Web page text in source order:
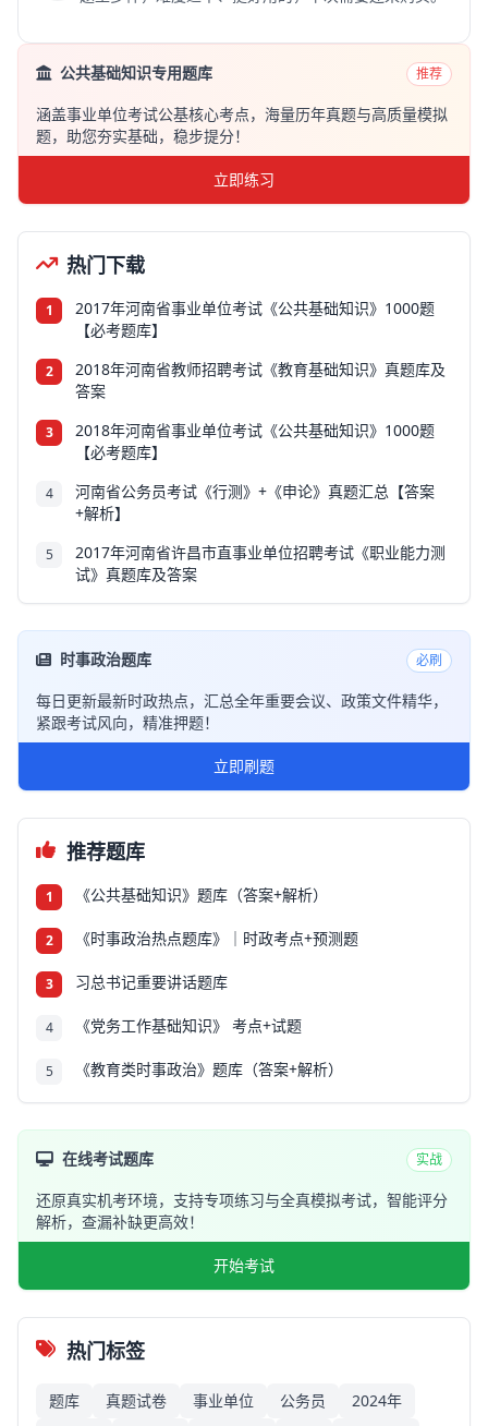
公共基础知识专用题库 推荐
涵盖事业单位考试公基核心考点，海量历年真题与高质量模拟
题，助您夯实基础，稳步提分！
立即练习
热门下载
1
2017年河南省事业单位考试《公共基础知识》1000题
【必考题库】
2
2018年河南省教师招聘考试《教育基础知识》真题库及
答案
3
2018年河南省事业单位考试《公共基础知识》1000题
【必考题库】
4
河南省公务员考试《行测》+《申论》真题汇总【答案
+解析】
5
2017年河南省许昌市直事业单位招聘考试《职业能力测
试》真题库及答案
时事政治题库 必刷
每日更新最新时政热点，汇总全年重要会议、政策文件精华，
紧跟考试风向，精准押题！
立即刷题
推荐题库
1 《公共基础知识》题库（答案+解析）
2 《时事政治热点题库》｜时政考点+预测题
3 习总书记重要讲话题库
4 《党务工作基础知识》 考点+试题
5 《教育类时事政治》题库（答案+解析）
在线考试题库 实战
还原真实机考环境，支持专项练习与全真模拟考试，智能评分
解析，查漏补缺更高效！
开始考试
热门标签
题库 真题试卷 事业单位 公务员
2024年